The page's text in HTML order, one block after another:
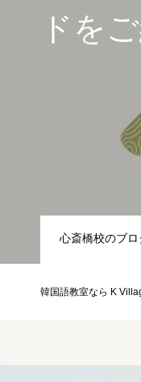
ドを
心斎橋校のブロ
韓国語教室なら K